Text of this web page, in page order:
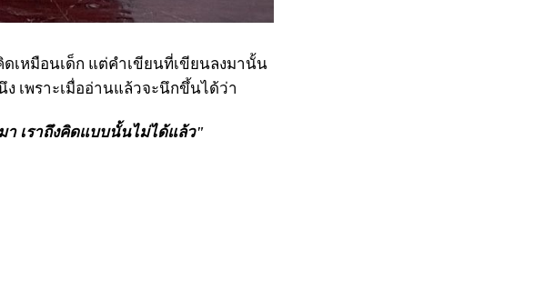
เหมือนเด็ก แต่คำเขียนที่เขียนลงมานั้น
เพราะเมื่ออ่านแล้วจะนึกขึ้นได้ว่า
า เราถึงคิดแบบนั้นไม่ได้แล้ว"